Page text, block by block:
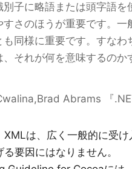
別子に略語または頭字語
すさのほうが重要です。
も同様に重要です。すな
それが何を意味するのか
Abrams 『
XMLは、広く一般的に受
要因にはなりません。